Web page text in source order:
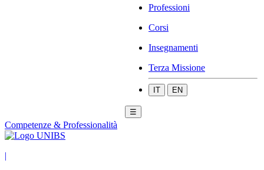
Professioni
Corsi
Insegnamenti
Terza Missione
IT EN
☰
Competenze & Professionalità
|